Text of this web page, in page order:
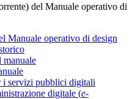
del Manuale operativo di
Manuale operativo di design
manuale
i servizi pubblici digitali
digitale (e-